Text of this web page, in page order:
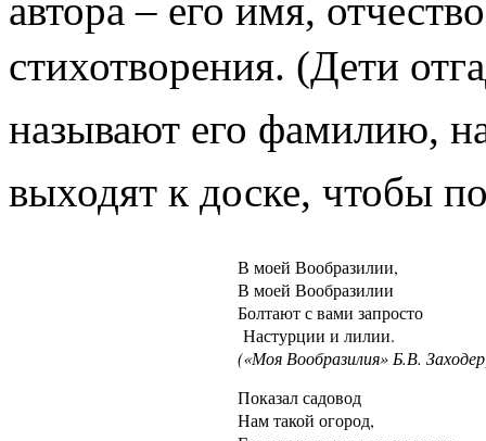
автора – его имя,
стихотворения. (Дети
называют его фамилию,
выходят к доске, чтобы
В моей Вообразилии,
В моей Вообразилии
Болтают с вами запросто
Настурции и лилии.
(«Моя Вообразилия» Б.В.
Показал садовод
Нам такой огород,